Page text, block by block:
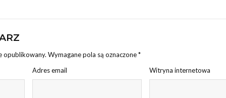
opublikowany. Wymagane pola są oznaczone*
Adres email Witryna internetowa